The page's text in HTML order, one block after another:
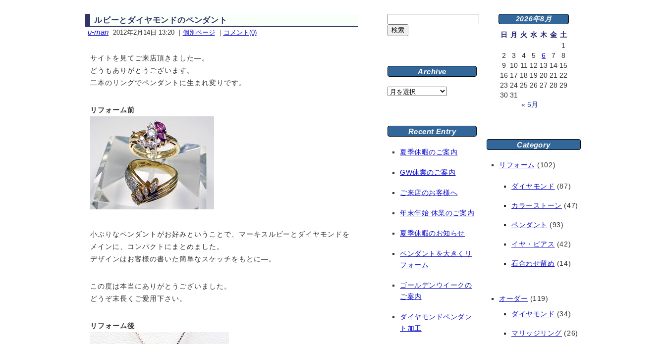
ルビーとダイヤモンドのペンダント
u-man 2012年2月14日 13:20｜ 個別ページ ｜ コメント(0)
サイトを見てご来店頂きました—。
どうもありがとうございます。
二本のリングでペンダントに生まれ変りです。
リフォーム前
小ぶりなペンダントがお好みということで、マーキスルビーとダイヤモンドを
メインに、コンパクトにまとめました。
デザインはお客様の書いた簡単なスケッチをもとに—。
この度は本当にありがとうございました。
どうぞ末長くご愛用下さい。
リフォーム後
索:
Archive
Archive
Recent Entry
夏季休暇のご案内
GW休業のご案内
ご来店のお客様へ
年末年始 休業のご案内
夏季休暇のお知らせ
ペンダントを大きくリ
フォーム
ゴールデンウイークの
ご案内
ダイヤモンドペンダン
ト加工
2026年8月
日
月 火 水 木 金 土
1
2
3 4 5 6 7
8
9
10 11 12 13 14 15
16 17 18 19 20 21 22
23 24 25 26 27 28 29
30 31
« 5月
Category
リフォーム (102)
ダイヤモンド (87)
カラーストーン (47)
ペンダント (93)
イヤ・ピアス (42)
石合わせ留め (14)
オーダー (119)
ダイヤモンド (34)
マリッジリング (26)